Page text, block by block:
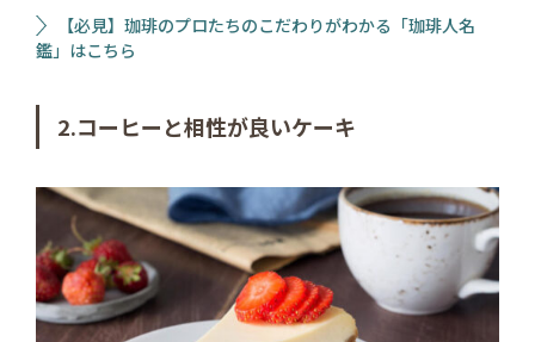
【必見】珈琲のプロたちのこだわりがわかる「珈琲人名
鑑」はこちら
2.コーヒーと相性が良いケーキ